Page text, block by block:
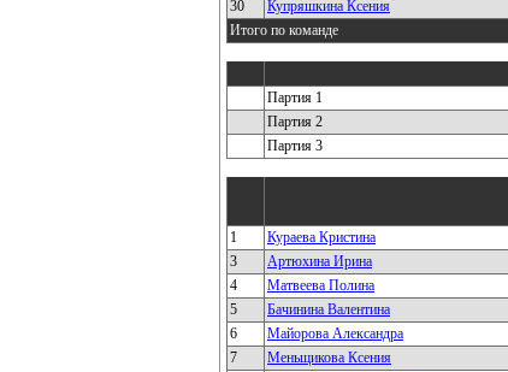
30 Купряшкина Ксения
Итого по команде
Партия 1
Партия 2
Партия 3
1 Кураева Кристина
3 Артюхина Ирина
4 Матвеева Полина
5 Бачинина Валентина
6 Майорова Александра
7 Меньщикова Ксения